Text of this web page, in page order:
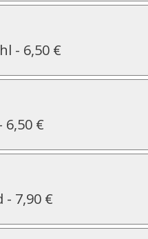
- 6,50 €
6,50 €
- 7,90 €